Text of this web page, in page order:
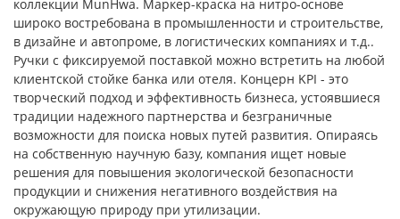
коллекции MunHwa. Маркер-краска на нитро-основе
широко востребована в промышленности и строительстве,
в дизайне и автопроме, в логистических компаниях и т.д..
Ручки с фиксируемой поставкой можно встретить на любой
клиентской стойке банка или отеля. Концерн KPI - это
творческий подход и эффективность бизнеса, устоявшиеся
традиции надежного партнерства и безграничные
возможности для поиска новых путей развития. Опираясь
на собственную научную базу, компания ищет новые
решения для повышения экологической безопасности
продукции и снижения негативного воздействия на
окружающую природу при утилизации.